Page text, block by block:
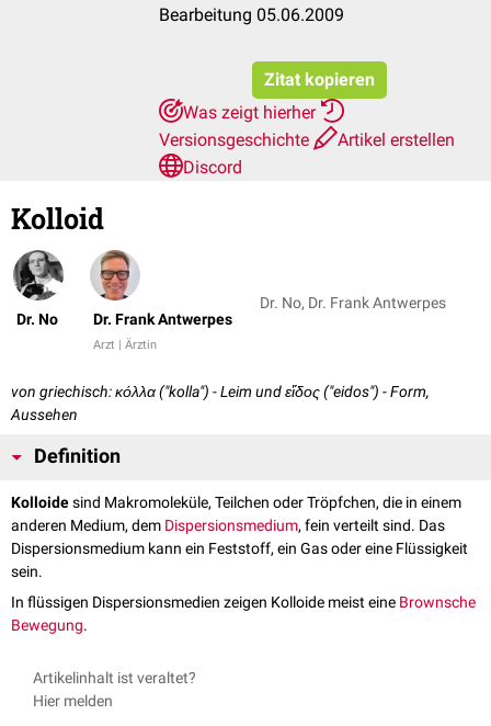
Bearbeitung 05.06.2009
Zitat kopieren
Was zeigt hierher
Versionsgeschichte
Artikel erstellen
Discord
Kolloid
Dr. No Dr. Frank Antwerpes
Arzt | Ärztin
Dr. No, Dr. Frank Antwerpes
von griechisch: κόλλα ("kolla") - Leim und εἴδος ("eidos") - Form,
Aussehen
Definition
Kolloidesind Makromoleküle, Teilchen oder Tröpfchen, die in einem
anderen Medium, dem Dispersionsmedium, fein verteilt sind. Das
Dispersionsmedium kann ein Feststoff, ein Gas oder eine Flüssigkeit
sein.
In flüssigen Dispersionsmedien zeigen Kolloide meist eine Brownsche
Bewegung.
Artikelinhalt ist veraltet?
Hier melden